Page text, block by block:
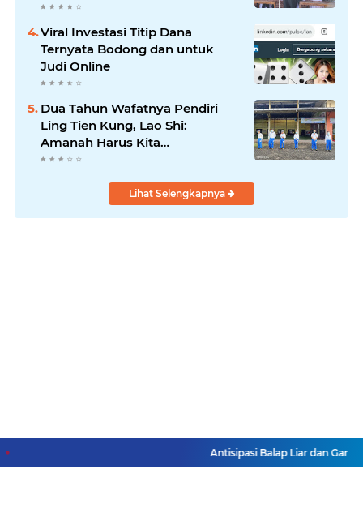
Viral Investasi Titip Dana
Ternyata Bodong dan untuk
Judi Online
Dua Tahun Wafatnya Pendiri
Ling Tien Kung, Lao Shi:
Amanah Harus Kita
Laksanakan!
Lihat Selengkapnya
Antisipasi Balap Liar dan